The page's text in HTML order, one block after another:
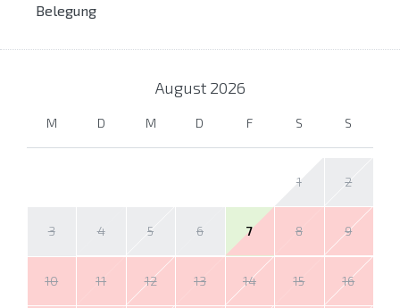
Belegung
August 2026
M D M D F S S
1 2
3 4 5 6 7 8 9
10 11 12 13 14 15 16